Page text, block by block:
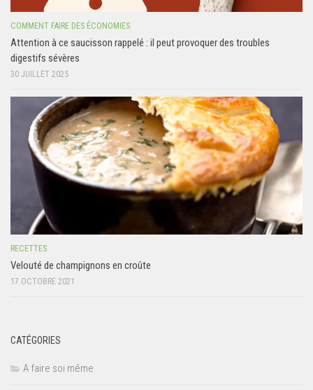
COMMENT FAIRE DES ÉCONOMIES
Attention à ce saucisson rappelé : il peut provoquer des troubles
digestifs sévères
30 JUILLET 2025
RECETTES
Velouté de champignons en croûte
17 OCTOBRE 2021
CATÉGORIES
A faire soi même